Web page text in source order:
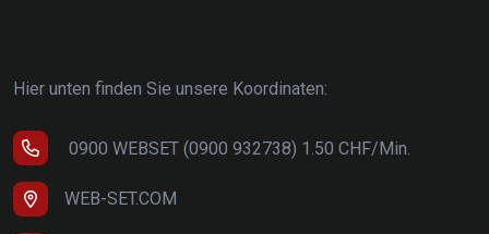
Hier unten finden Sie unsere Koordinaten:
0900 WEBSET (0900 932738) 1.50 CHF/Min.
WEB-SET.COM